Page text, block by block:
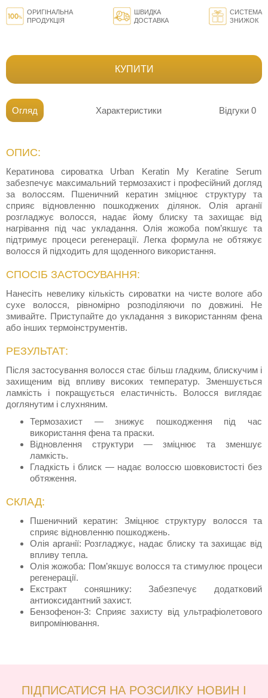
ОРИГІНАЛЬНА
ПРОДУКЦІЯ
ШВИДКА
ДОСТАВКА
СИСТЕМА
ЗНИЖОК
КУПИТИ
Огляд Характеристики Відгуки 0
ОПИС:
Кератинова сироватка Urban Keratin My Keratine Serum
забезпечує максимальний термозахист і професійний догляд
за волоссям. Пшеничний кератин зміцнює структуру та
сприяє відновленню пошкоджених ділянок. Олія арганії
розгладжує волосся, надає йому блиску та захищає від
нагрівання під час укладання. Олія жожоба пом’якшує та
підтримує процеси регенерації. Легка формула не обтяжує
волосся й підходить для щоденного використання.
СПОСІБ ЗАСТОСУВАННЯ:
Нанесіть невелику кількість сироватки на чисте вологе або
сухе волосся, рівномірно розподіляючи по довжині. Не
змивайте. Приступайте до укладання з використанням фена
або інших термоінструментів.
РЕЗУЛЬТАТ:
Після застосування волосся стає більш гладким, блискучим і
захищеним від впливу високих температур. Зменшується
ламкість і покращується еластичність. Волосся виглядає
доглянутим і слухняним.
Термозахист — знижує пошкодження під час
використання фена та праски.
Відновлення структури — зміцнює та зменшує
ламкість.
Гладкість і блиск — надає волоссю шовковистості без
обтяження.
СКЛАД:
Пшеничний кератин: Зміцнює структуру волосся та
сприяє відновленню пошкоджень.
Олія арганії: Розгладжує, надає блиску та захищає від
впливу тепла.
Олія жожоба: Пом’якшує волосся та стимулює процеси
регенерації.
Екстракт соняшнику: Забезпечує додатковий
антиоксидантний захист.
Бензофенон-3: Сприяє захисту від ультрафіолетового
випромінювання.
ПІДПИСАТИСЯ НА РОЗСИЛКУ НОВИН І